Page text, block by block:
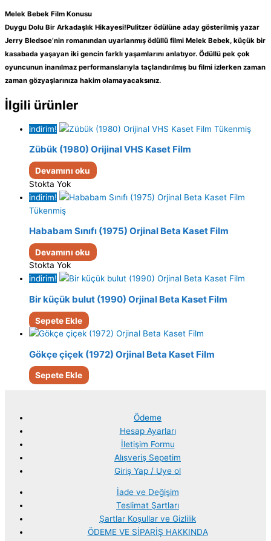
Melek Bebek Film Konusu
Duygu Dolu Bir Arkadaşlık Hikayesi!Pulitzer ödülüne aday gösterilmiş yazar
Jerry Bledsoe’nin romanından uyarlanmış ödüllü filmi Melek Bebek, küçük bir
kasabada yaşayan iki gencin farklı yaşamlarını anlatıyor. Ödüllü pek çok
oyuncunun inanılmaz performanslarıyla taçlandırılmış bu filmi izlerken zaman
zaman gözyaşlarınıza hakim olamayacaksınız.
İlgili ürünler
indirim! Tükenmiş
Zübük (1980) Orijinal VHS Kaset Film
Devamını oku
Stokta Yok
indirim!
Tükenmiş
Hababam Sınıfı (1975) Orjinal Beta Kaset Film
Devamını oku
Stokta Yok
indirim!
Bir küçük bulut (1990) Orjinal Beta Kaset Film
Sepete Ekle
Gökçe çiçek (1972) Orjinal Beta Kaset Film
Sepete Ekle
Ödeme
Hesap Ayarları
İletişim Formu
Alışveriş Sepetim
Giriş Yap / Uye ol
İade ve Değişim
Teslimat Şartları
Şartlar Koşullar ve Gizlilik
ÖDEME VE SİPARİŞ HAKKINDA